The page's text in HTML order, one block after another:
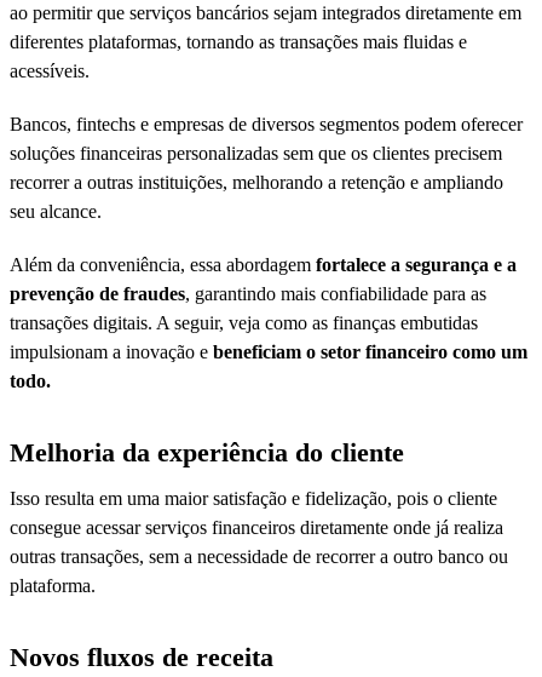
ao permitir que serviços bancários sejam integrados diretamente em
diferentes plataformas, tornando as transações mais fluidas e
acessíveis.
Bancos, fintechs e empresas de diversos segmentos podem oferecer
soluções financeiras personalizadas sem que os clientes precisem
recorrer a outras instituições, melhorando a retenção e ampliando
seu alcance.
Além da conveniência, essa abordagem fortalece a segurança e a
prevenção de fraudes, garantindo mais confiabilidade para as
transações digitais. A seguir, veja como as finanças embutidas
impulsionam a inovação e beneficiam o setor financeiro como um
todo.
Melhoria da experiência do cliente
Isso resulta em uma maior satisfação e fidelização, pois o cliente
consegue acessar serviços financeiros diretamente onde já realiza
outras transações, sem a necessidade de recorrer a outro banco ou
plataforma.
Novos fluxos de receita